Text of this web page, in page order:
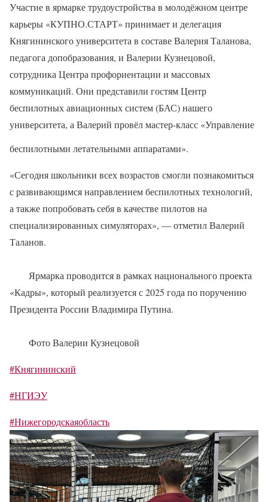
Участие в ярмарке трудоустройства в молодёжном центре
карьеры «КУПНО.СТАРТ» принимает и делегация
Княгининского университета в составе Валерия Таланова,
педагога допобразования, и Валерии Кузнецовой,
сотрудника Центра профориентации и массовых
коммуникаций. Они представили гостям Центр
беспилотных авиационных систем (БАС) нашего
университета, а Валерий провёл мастер-класс «Управление
беспилотными летательными аппаратами».
«Сегодня школьники всех возрастов смогли познакомиться
с развивающимся направлением беспилотных технологий,
а также попробовать себя в качестве пилотов на
специализированных симуляторах», — отметил Валерий
Таланов.
Ярмарка проводится в рамках национального проекта
«Кадры», который реализуется с 2025 года по поручению
Президента России Владимира Путина.
Фото Валерии Кузнецовой
#Княгининский
#НГИЭУ
#Нижегородскаяобласть